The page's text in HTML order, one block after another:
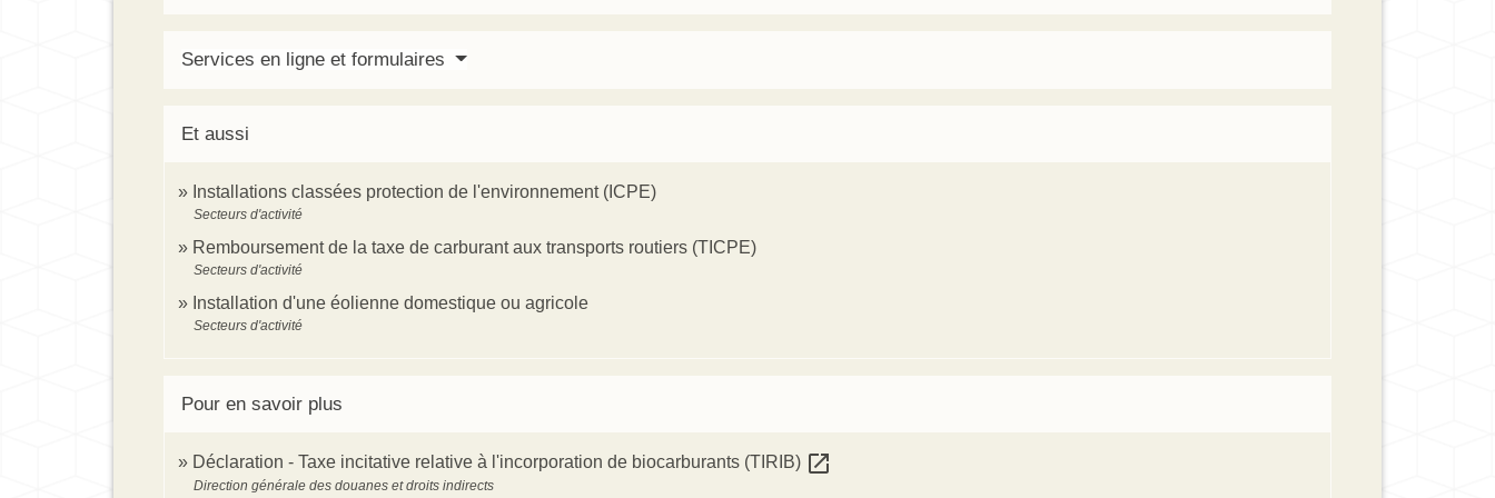
Services en ligne et formulaires
Et aussi
Installations classées protection de l'environnement (ICPE)
Secteurs d'activité
Remboursement de la taxe de carburant aux transports routiers (TICPE)
Secteurs d'activité
Installation d'une éolienne domestique ou agricole
Secteurs d'activité
Pour en savoir plus
Déclaration - Taxe incitative relative à l'incorporation de biocarburants (TIRIB) open_in_new
Direction générale des douanes et droits indirects